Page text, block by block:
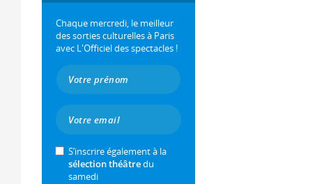
Chaque mercredi, le meilleur
des sorties culturelles à Paris
avec L'Officiel des spectacles !
S’inscrire également à la
sélection théâtredu
samedi